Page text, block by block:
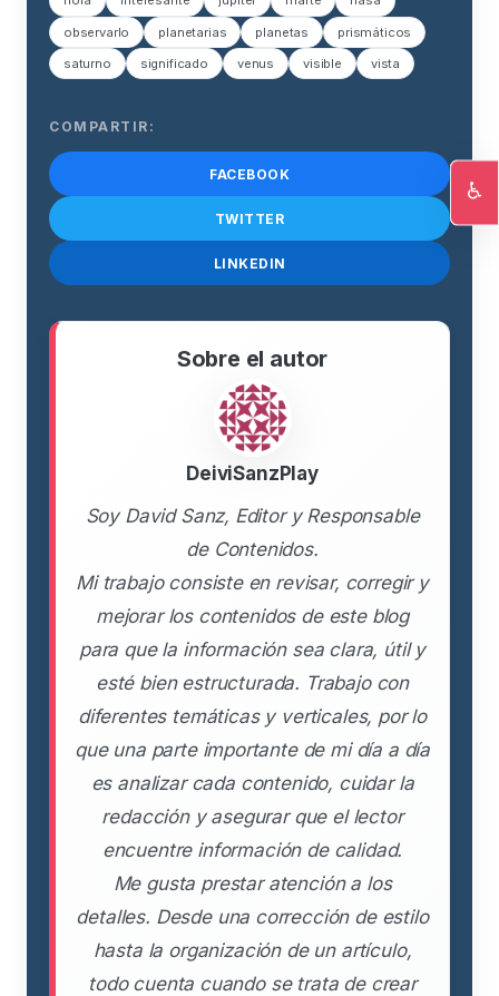
observarlo planetarias planetas prismáticos
saturno significado venus visible vista
COMPARTIR:
FACEBOOK
TWITTER
LINKEDIN
Sobre el autor
DeiviSanzPlay
Soy David Sanz, Editor y Responsable
de Contenidos.
Mi trabajo consiste en revisar, corregir y
mejorar los contenidos de este blog
para que la información sea clara, útil y
esté bien estructurada. Trabajo con
diferentes temáticas y verticales, por lo
que una parte importante de mi día a día
es analizar cada contenido, cuidar la
redacción y asegurar que el lector
encuentre información de calidad.
Me gusta prestar atención a los
detalles. Desde una corrección de estilo
hasta la organización de un artículo,
todo cuenta cuando se trata de crear
♿